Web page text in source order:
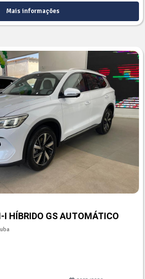
Mais informações
I HÍBRIDO GS AUTOMÁTICO